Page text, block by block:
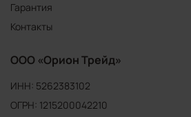
Гарантия
Контакты
ООО «Орион Трейд»
ИНН: 5262383102
ОГРН: 1215200042210